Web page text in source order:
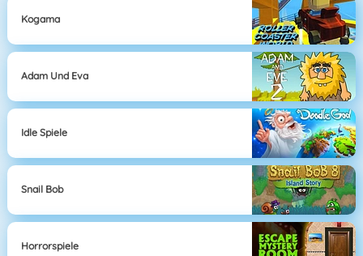
Kogama
Adam Und Eva
Idle Spiele
Snail Bob
Horrorspiele